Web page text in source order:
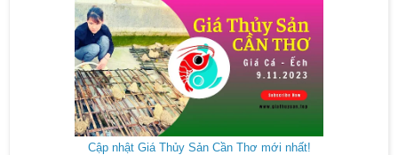
Cập nhật Giá Thủy Sản Cần Thơ mới nhất!